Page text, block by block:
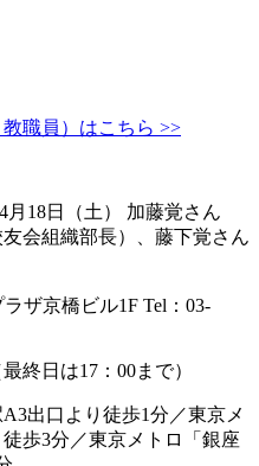
職員）はこちら >>
月18日（土） 加藤覚さん
会組織部長）、藤下覚さん
ザ京橋ビル1F Tel：03-
終日は17：00まで）
出口より徒歩1分／東京メ
歩3分／東京メトロ「銀座